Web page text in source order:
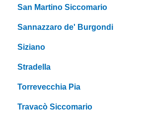
San Martino Siccomario
Sannazzaro de' Burgondi
Siziano
Stradella
Torrevecchia Pia
Travacò Siccomario